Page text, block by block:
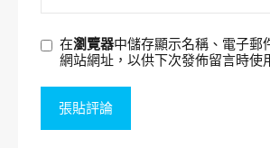
在瀏覽器中儲存顯示名稱、電子郵
網站網址，以供下次發佈留言時使